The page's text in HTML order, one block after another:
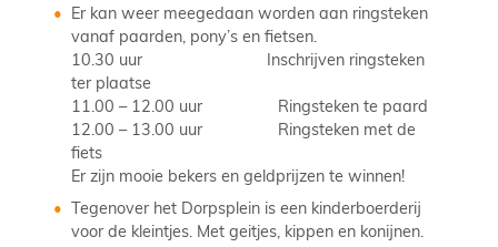
Er kan weer meegedaan worden aan ringsteken
vanaf paarden, pony’s en fietsen.
10.30 uur Inschrijven ringsteken
ter plaatse
11.00 – 12.00 uur Ringsteken te paard
12.00 – 13.00 uur Ringsteken met de
fiets
Er zijn mooie bekers en geldprijzen te winnen!
Tegenover het Dorpsplein is een kinderboerderij
voor de kleintjes. Met geitjes, kippen en konijnen.